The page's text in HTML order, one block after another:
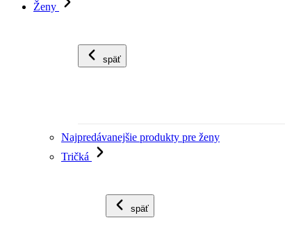
Ženy
späť
Najpredávanejšie produkty pre ženy
Tričká
späť